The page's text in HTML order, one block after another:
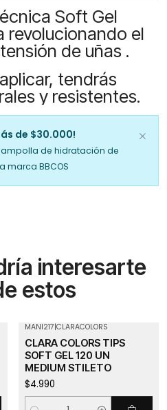
Soft Gel
revolucionando el
de uñas .
tendrás
y resistentes.
de $30.000!
de hidratación de
marca BBCOS
interesarte
estos
MANI217|CLARACOLORS
CLARA COLORS TIPS
SOFT GEL 120 UN
MEDIUM STILETO
$4.990